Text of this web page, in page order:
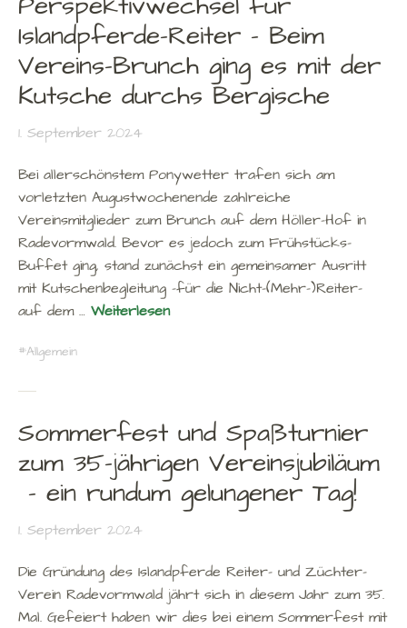
Islandpferde-Reiter – Beim
Vereins-Brunch ging es mit der
Kutsche durchs Bergische
1. September 2024
Bei allerschönstem Ponywetter trafen sich am
vorletzten Augustwochenende zahlreiche
Vereinsmitglieder zum Brunch auf dem Höller-Hof in
Radevormwald. Bevor es jedoch zum Frühstücks-
Buffet ging, stand zunächst ein gemeinsamer Ausritt
mit Kutschenbegleitung -für die Nicht-(Mehr-)Reiter-
auf dem … Weiterlesen
Allgemein
Sommerfest und Spaßturnier
zum 35-jährigen Vereinsjubiläum
– ein rundum gelungener Tag!
1. September 2024
Die Gründung des Islandpferde Reiter- und Züchter-
Verein Radevormwald jährt sich in diesem Jahr zum 35.
Mal. Gefeiert haben wir dies bei einem Sommerfest mit